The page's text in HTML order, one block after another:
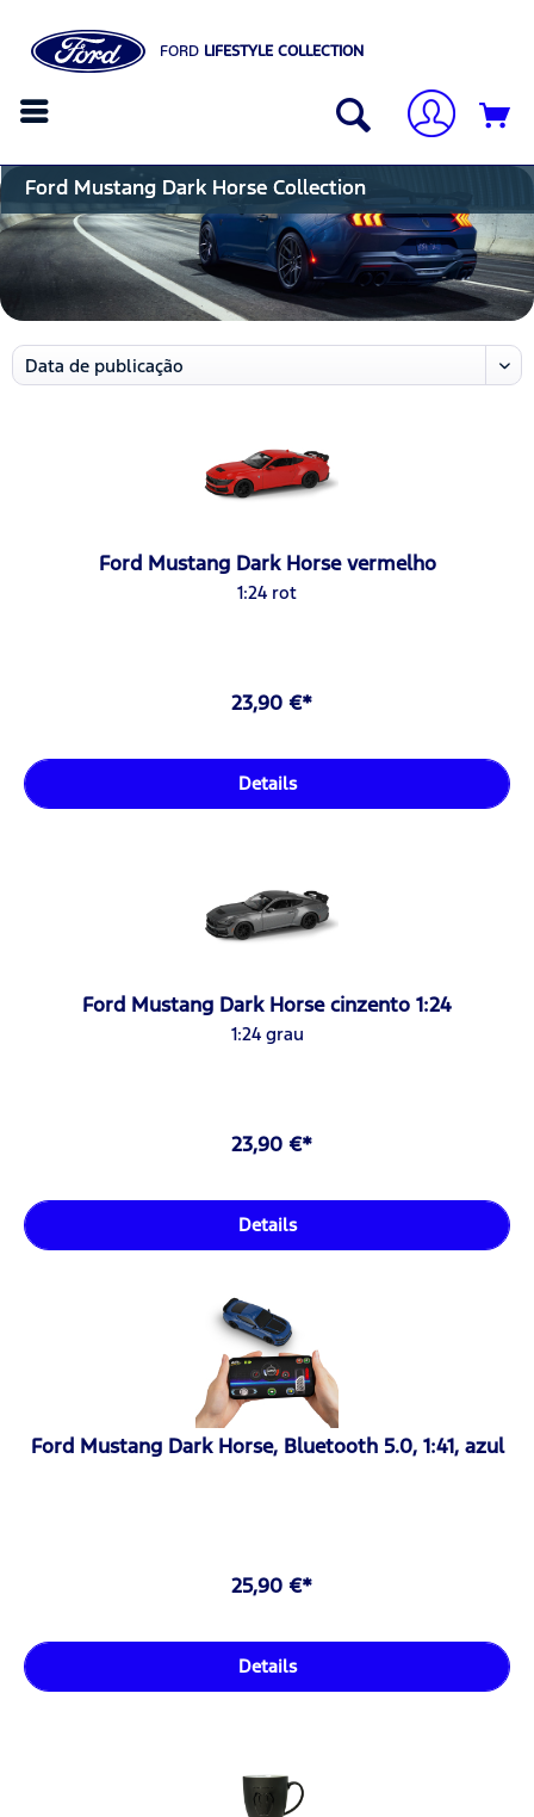
FORD LIFESTYLE COLLECTION
Ford Mustang Dark Horse Collection
Ford Mustang Dark Horse vermelho
1:24 rot
23,90 €*
Details
Ford Mustang Dark Horse cinzento 1:24
1:24 grau
23,90 €*
Details
Ford Mustang Dark Horse, Bluetooth 5.0, 1:41, azul
25,90 €*
Details